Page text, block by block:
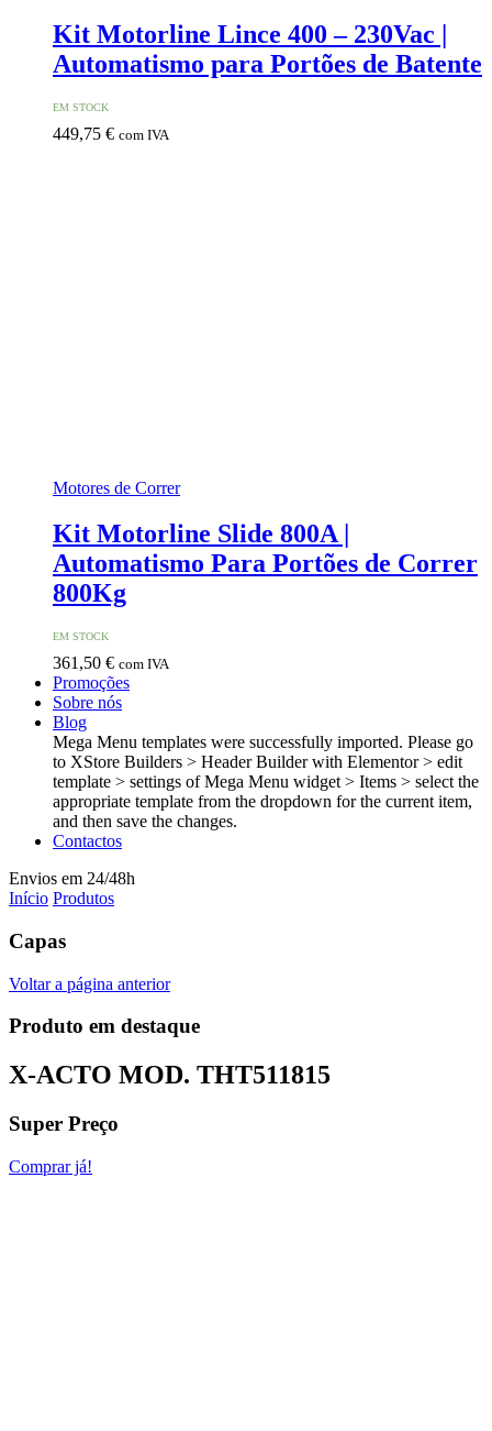
Kit Motorline Lince 400 – 230Vac |
Automatismo para Portões de Batente
EM STOCK
449,75 € com IVA
Motores de Correr
Kit Motorline Slide 800A |
Automatismo Para Portões de Correr
800Kg
EM STOCK
361,50 € com IVA
Promoções
Sobre nós
Blog
Mega Menu templates were successfully imported. Please go
to XStore Builders > Header Builder with Elementor > edit
template > settings of Mega Menu widget > Items > select the
appropriate template from the dropdown for the current item,
and then save the changes.
Contactos
Envios em 24/48h
Início Produtos
Capas
Voltar a página anterior
Produto em destaque
X-ACTO MOD. THT511815
Super Preço
Comprar já!